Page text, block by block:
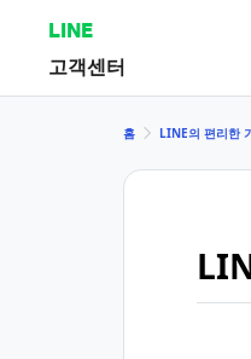
LINE
고객센터
홈 LINE의 편리한